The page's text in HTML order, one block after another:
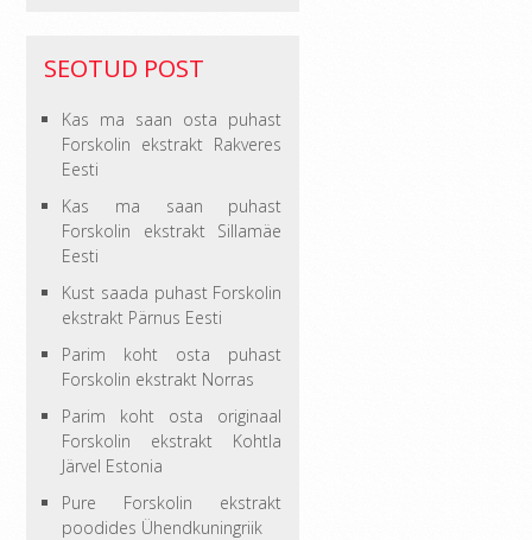
SEOTUD POST
Kas ma saan osta puhast
Forskolin ekstrakt Rakveres
Eesti
Kas ma saan puhast
Forskolin ekstrakt Sillamäe
Eesti
Kust saada puhast Forskolin
ekstrakt Pärnus Eesti
Parim koht osta puhast
Forskolin ekstrakt Norras
Parim koht osta originaal
Forskolin ekstrakt Kohtla
Järvel Estonia
Pure Forskolin ekstrakt
poodides Ühendkuningriik